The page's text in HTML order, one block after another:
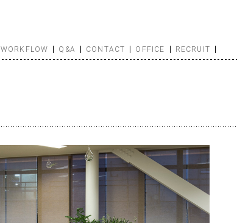
WORKFLOW Q&A CONTACT OFFICE RECRUIT